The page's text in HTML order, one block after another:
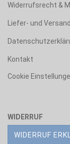
Widerrufsrecht &
Liefer- und
Kontakt
Cookie
WIDERRUF
WIDERRUF